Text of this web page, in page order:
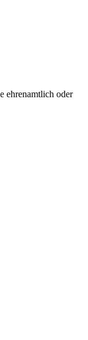
ehrenamtlich oder